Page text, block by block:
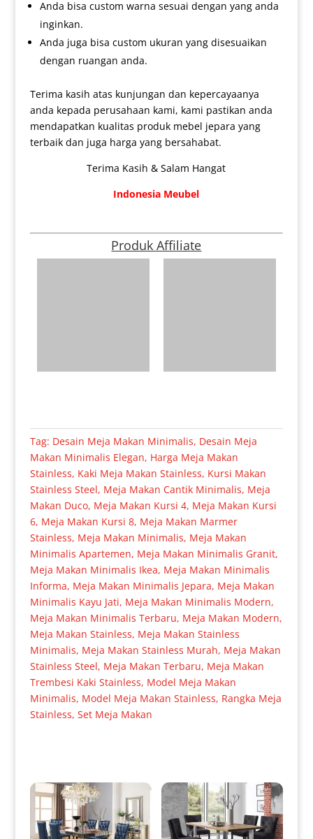
Anda bisa custom warna sesuai dengan yang anda
inginkan.
Anda juga bisa custom ukuran yang disesuaikan
dengan ruangan anda.
Terima kasih atas kunjungan dan kepercayaanya
anda kepada perusahaan kami, kami pastikan anda
mendapatkan kualitas produk mebel jepara yang
terbaik dan juga harga yang bersahabat.
Terima Kasih & Salam Hangat
Indonesia Meubel
Produk Affiliate
Tag: Desain Meja Makan Minimalis, Desain Meja
Makan Minimalis Elegan, Harga Meja Makan
Stainless, Kaki Meja Makan Stainless, Kursi Makan
Stainless Steel, Meja Makan Cantik Minimalis, Meja
Makan Duco, Meja Makan Kursi 4, Meja Makan Kursi
6, Meja Makan Kursi 8, Meja Makan Marmer
Stainless, Meja Makan Minimalis, Meja Makan
Minimalis Apartemen, Meja Makan Minimalis Granit,
Meja Makan Minimalis Ikea, Meja Makan Minimalis
Informa, Meja Makan Minimalis Jepara, Meja Makan
Minimalis Kayu Jati, Meja Makan Minimalis Modern,
Meja Makan Minimalis Terbaru, Meja Makan Modern,
Meja Makan Stainless, Meja Makan Stainless
Minimalis, Meja Makan Stainless Murah, Meja Makan
Stainless Steel, Meja Makan Terbaru, Meja Makan
Trembesi Kaki Stainless, Model Meja Makan
Minimalis, Model Meja Makan Stainless, Rangka Meja
Stainless, Set Meja Makan